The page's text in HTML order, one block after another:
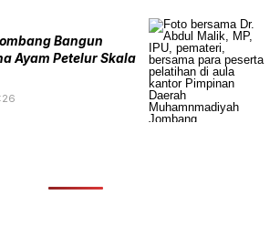
Bangun
Ayam Petelur Skala